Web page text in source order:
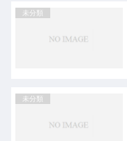
未分類
未分類